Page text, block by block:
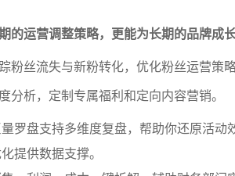
的运营调整策略，更能为长期的品牌成
粉丝流失与新粉转化，优化粉丝运营策
分析，定制专属福利和定向内容营销。
罗盘支持多维度复盘，帮助你还原活动
提供数据支撑。